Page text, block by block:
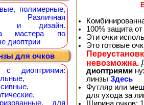
полимерные,
Различная
и дизайн.
мастера по
диоптрии
для очков
с диоптриями:
для
100% защита
Эти очки
Это готовые
невозможна.
диоптриями
линзы Здесь
Футляр или
для ухода за
Ширина очков: